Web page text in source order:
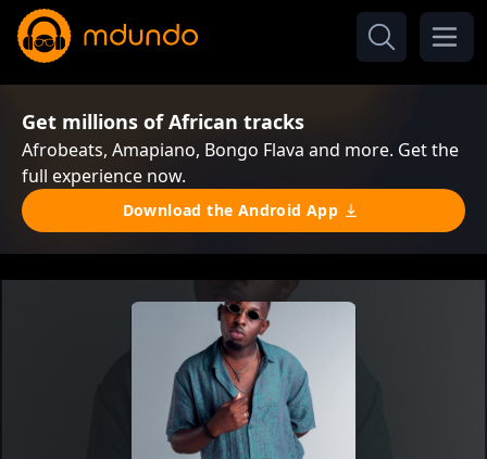
Get millions of African tracks
Afrobeats, Amapiano, Bongo Flava and more. Get the
full experience now.
Download the Android App